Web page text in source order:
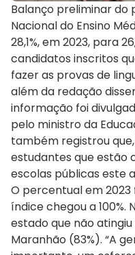
Balanço preliminar do
Nacional do Ensino
28,1%, em 2023, para
candidatos inscritos
fazer as provas de
além da redação
informação foi
pelo ministro da
também registrou que,
estudantes que estão
escolas públicas este
O percentual em 2023
índice chegou a 100%.
estado que não
Maranhão (83%). “A